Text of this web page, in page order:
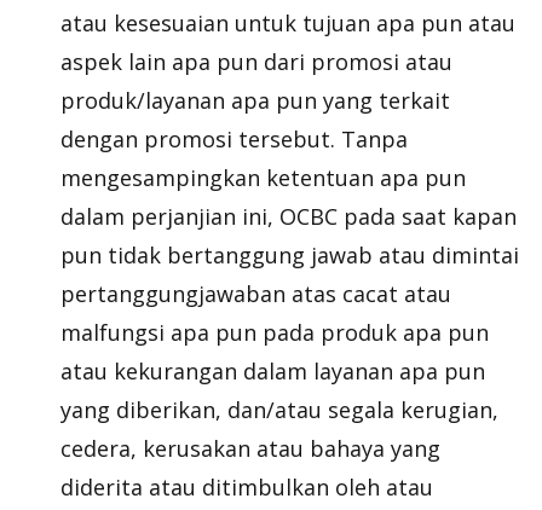
atau kesesuaian untuk tujuan apa pun atau
aspek lain apa pun dari promosi atau
produk/layanan apa pun yang terkait
dengan promosi tersebut. Tanpa
mengesampingkan ketentuan apa pun
dalam perjanjian ini, OCBC pada saat kapan
pun tidak bertanggung jawab atau dimintai
pertanggungjawaban atas cacat atau
malfungsi apa pun pada produk apa pun
atau kekurangan dalam layanan apa pun
yang diberikan, dan/atau segala kerugian,
cedera, kerusakan atau bahaya yang
diderita atau ditimbulkan oleh atau